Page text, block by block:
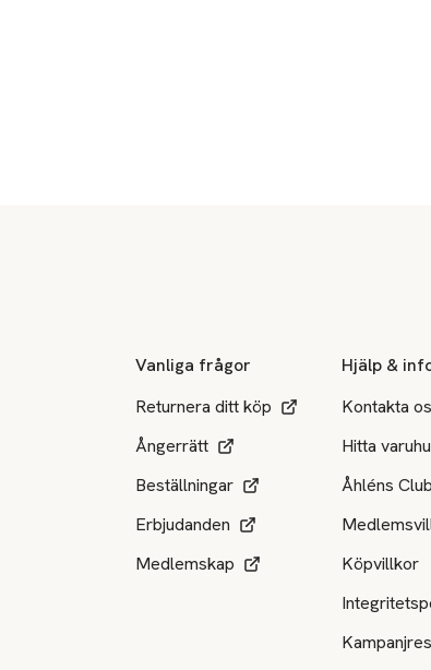
Vanliga frågor
Returnera ditt köp
Ångerrätt
Beställningar
Erbjudanden
Medlemskap
Hjälp &
Kontakta
Hitta
Åhléns Club
Köpvillkor